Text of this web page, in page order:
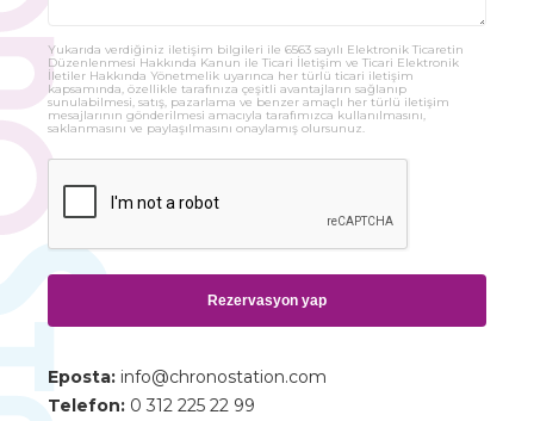
Yukarıda verdiğiniz iletişim bilgileri ile 6563 sayılı Elektronik Ticaretin
Düzenlenmesi Hakkında Kanun ile Ticari İletişim ve Ticari Elektronik
İletiler Hakkında Yönetmelik uyarınca her türlü ticari iletişim
kapsamında, özellikle tarafınıza çeşitli avantajların sağlanıp
sunulabilmesi, satış, pazarlama ve benzer amaçlı her türlü iletişim
mesajlarının gönderilmesi amacıyla tarafımızca kullanılmasını,
saklanmasını ve paylaşılmasını onaylamış olursunuz.
Rezervasyon yap
Eposta: info@chronostation.com
Telefon: 0 312 225 22 99